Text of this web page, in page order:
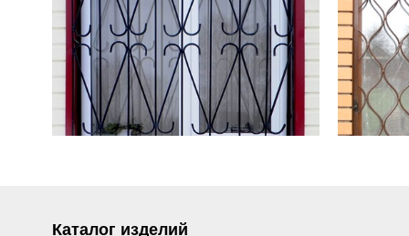
Каталог изделий